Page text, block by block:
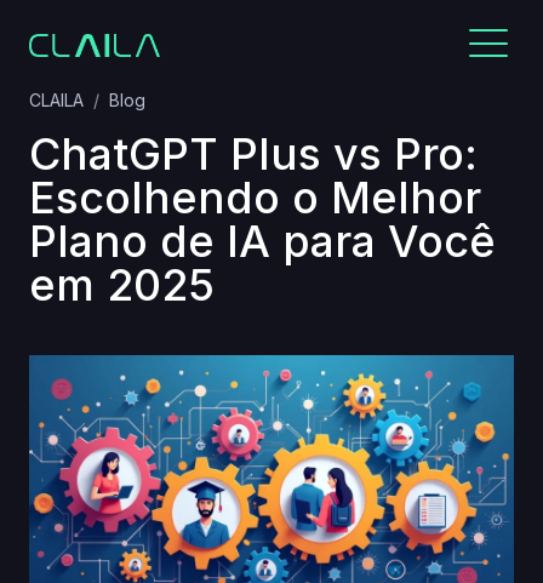
CLAILA Blog
ChatGPT Plus vs Pro:
Escolhendo o Melhor
Plano de IA para Você
em 2025